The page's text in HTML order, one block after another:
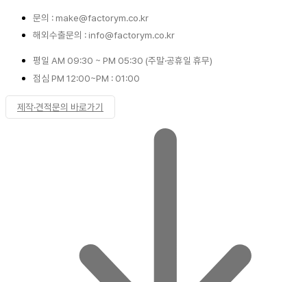
문의 : make@factorym.co.kr
해외수출문의 : info@factorym.co.kr
평일 AM 09:30 ~ PM 05:30 (주말·공휴일 휴무)
점심 PM 12:00~PM : 01:00
제작·견적문의 바로가기